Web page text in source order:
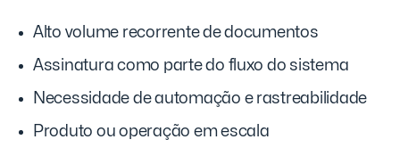
Alto volume recorrente de documentos
Assinatura como parte do fluxo do sistema
Necessidade de automação e rastreabilidade
Produto ou operação em escala